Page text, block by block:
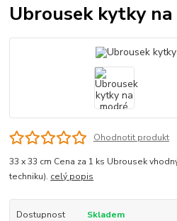
Ubrousek kytky
Ohodnotit produkt
33 x 33 cm Cena za 1 ks Ubrousek
techniku). celý popis
Dostupnost Skladem